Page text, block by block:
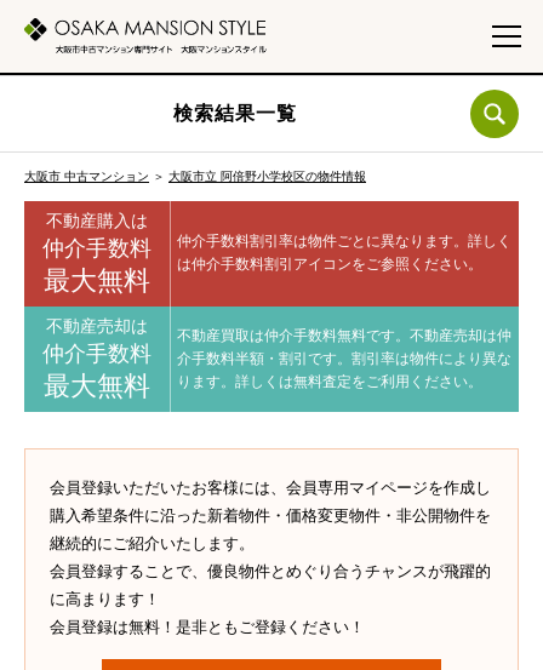
検索結果一覧
大阪市 中古マンション ＞ 大阪市立 阿倍野小学校区の物件情報
不動産購入は
仲介手数料
最大無料
仲介手数料割引率は物件ごとに異なります。 詳しく
は仲介手数料割引アイコンをご参照ください。
不動産売却は
仲介手数料
最大無料
不動産買取は仲介手数料無料です。 不動産売却は仲
介手数料半額・割引です。 割引率は物件により異な
ります。 詳しくは無料査定をご利用ください。
会員登録いただいたお客様には、会員専用マイページを作成し
購入希望条件に沿った新着物件・価格変更物件・非公開物件を
継続的にご紹介いたします。
会員登録することで、優良物件とめぐり合うチャンスが飛躍的
に高まります！
会員登録は無料！是非ともご登録ください！